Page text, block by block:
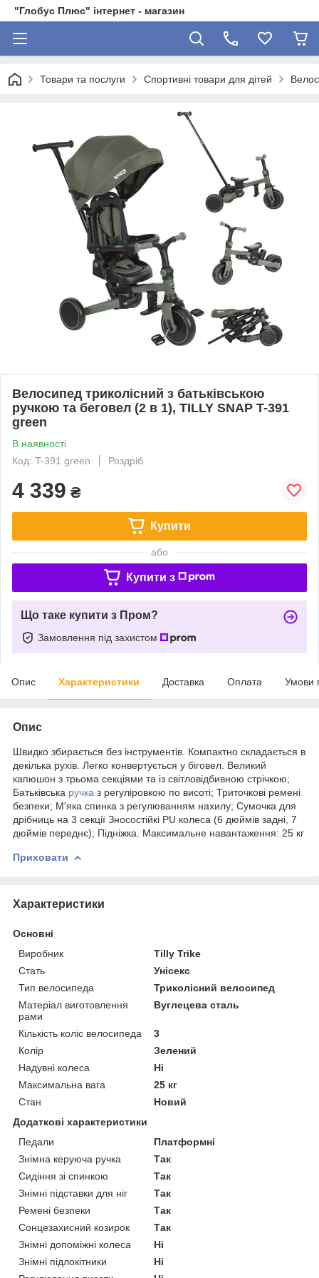
"Глобус Плюс" інтернет - магазин
Товари та послуги Спортивні товари для дітей
Велосипед триколісний з батьківською
ручкою та беговел (2 в 1), TILLY SNAP T-391
green
В наявності
Код: T-391 green
Роздріб
4 339 ₴
Купити
або
Купити з
Що таке купити з Пром?
Замовлення під захистом
Опис Характеристики Доставка Оплата Умови
Опис
Швидко збирається без інструментів. Компактно складається в
декілька рухів. Легко конвертується у біговел. Великий
капюшон з трьома секціями та із світловідбивною стрічкою;
Батьківська ручка з регуліровкою по висоті; Триточкові ремені
безпеки; М'яка спинка з регулюванням нахилу; Сумочка для
дрібниць на 3 секції Зносостійкі PU колеса (6 дюймів задні, 7
дюймів переднє); Підніжка. Максимальне навантаження: 25 кг
Приховати
Характеристики
Основні
Виробник
Tilly Trike
Стать
Унісекс
Тип велосипеда
Триколісний велосипед
Матеріал виготовлення
рами
Вуглецева сталь
Кількість коліс велосипеда
3
Колір
Зелений
Надувні колеса
Ні
Максимальна вага
25 кг
Стан
Новий
Додаткові характеристики
Педали
Платформні
Знімна керуюча ручка
Так
Сидіння зі спинкою
Так
Знімні підставки для ніг
Так
Ремені безпеки
Так
Сонцезахисний козирок
Так
Знімні допоміжні колеса
Ні
Знімні підлокітники
Ні